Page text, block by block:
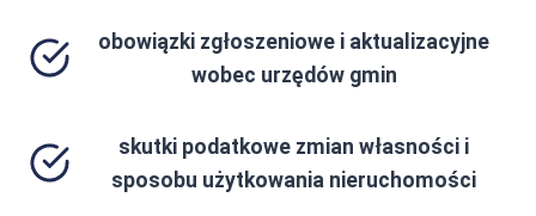
obowiązki zgłoszeniowe i aktualizacyjne
wobec urzędów gmin
skutki podatkowe zmian własności i
sposobu użytkowania nieruchomości